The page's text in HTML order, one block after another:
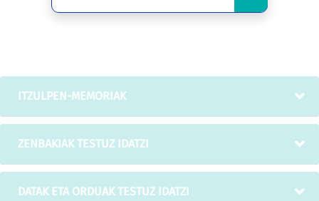
ITZULPEN-MEMORIAK
ZENBAKIAK TESTUZ IDATZI
DATAK ETA ORDUAK TESTUZ IDATZI